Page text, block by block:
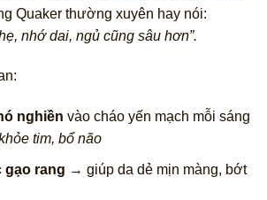
Quaker thường xuyên hay nói:
nhớ dai, ngủ cũng sâu hơn”.
nghiền vào cháo yến mạch mỗi sáng
tim, bổ não
gạo rang → giúp da dẻ mịn màng, bớt